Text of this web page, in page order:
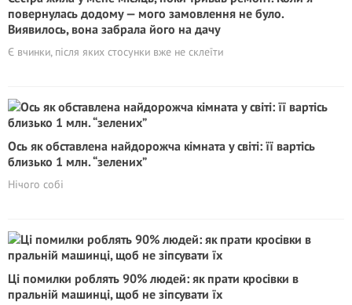
повернулась додому — мого замовлення не було.
Виявилось, вона забрала його на дачу
Є вчинки, після яких стосунки вже не склеїти
Ось як обставлена найдорожча кімната у світі: її вартісь
близько 1 млн. “зелених”
Нічого собі
Ці помилки роблять 90% людей: як прати кросівки в
пральній машинці, щоб не зіпсувати їх